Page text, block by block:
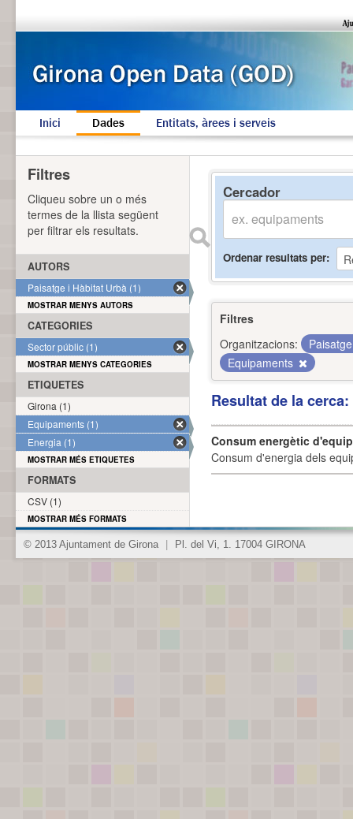
Inici Dades Entitats, àrees i serveis
Cercador
Ordenar resultats per
Filtres
Organitzacions:
Equipaments
Resultat de la
Consum energètic
Consum d'energia dels
Filtres
Cliqueu sobre un o més
termes de la llista següent
per filtrar els resultats.
AUTORS
Paisatge i Hàbitat Urbà (1)
MOSTRAR MENYS AUTORS
CATEGORIES
Sector públic (1)
MOSTRAR MENYS CATEGORIES
ETIQUETES
Girona (1)
Equipaments (1)
Energia (1)
MOSTRAR MÉS ETIQUETES
FORMATS
CSV (1)
MOSTRAR MÉS FORMATS
© 2013 Ajuntament de Girona Pl. del Vi, 1. 17004 GIRONA